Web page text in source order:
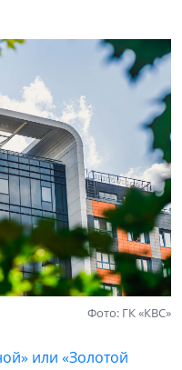
Фото: ГК «КВС»
или «Золотой